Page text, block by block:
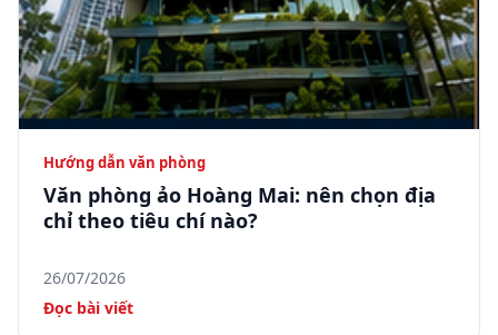
Hướng dẫn văn phòng
Văn phòng ảo Hoàng Mai: nên chọn địa
chỉ theo tiêu chí nào?
26/07/2026
Đọc bài viết